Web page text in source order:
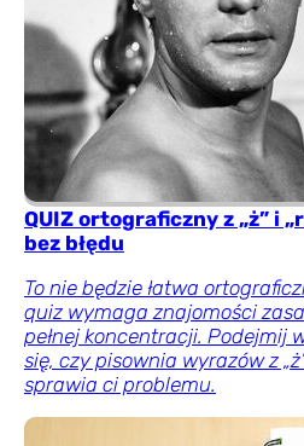
QUIZ ortograficzny z „ż” i
bez błędu
To nie będzie łatwa
quiz wymaga znajomości
pełnej koncentracji. Podejmij
się, czy pisownia wyrazów z
sprawia ci problemu.